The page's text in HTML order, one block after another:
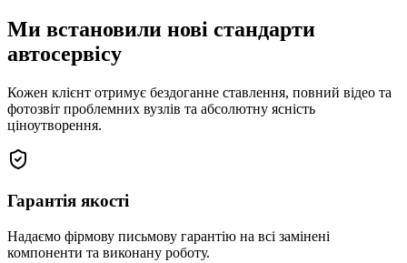
Ми встановили нові стандарти
автосервісу
Кожен клієнт отримує бездоганне ставлення, повний відео та
фотозвіт проблемних вузлів та абсолютну ясність
ціноутворення.
Гарантія якості
Надаємо фірмову письмову гарантію на всі замінені
компоненти та виконану роботу.